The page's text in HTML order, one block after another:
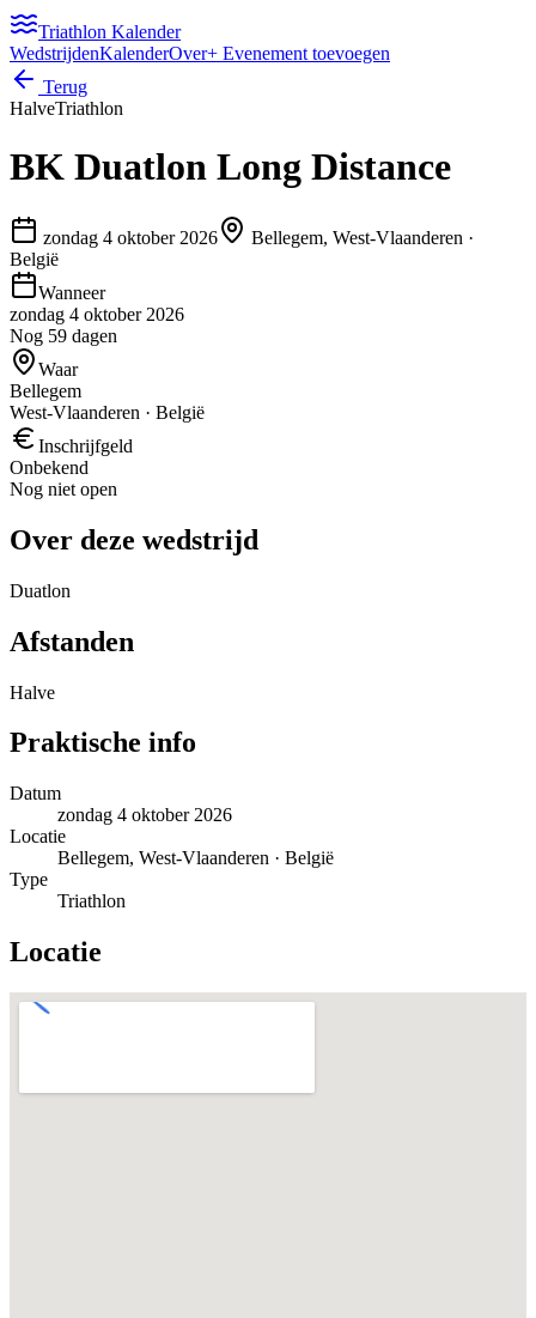
Triathlon Kalender
WedstrijdenKalenderOver+ Evenement toevoegen
Terug
HalveTriathlon
BK Duatlon Long Distance
zondag 4 oktober 2026 Bellegem, West-Vlaanderen ·
België
Wanneer
zondag 4 oktober 2026
Nog 59 dagen
Waar
Bellegem
West-Vlaanderen · België
Inschrijfgeld
Onbekend
Nog niet open
Over deze wedstrijd
Duatlon
Afstanden
Halve
Praktische info
Datum
zondag 4 oktober 2026
Locatie
Bellegem, West-Vlaanderen · België
Type
Triathlon
Locatie